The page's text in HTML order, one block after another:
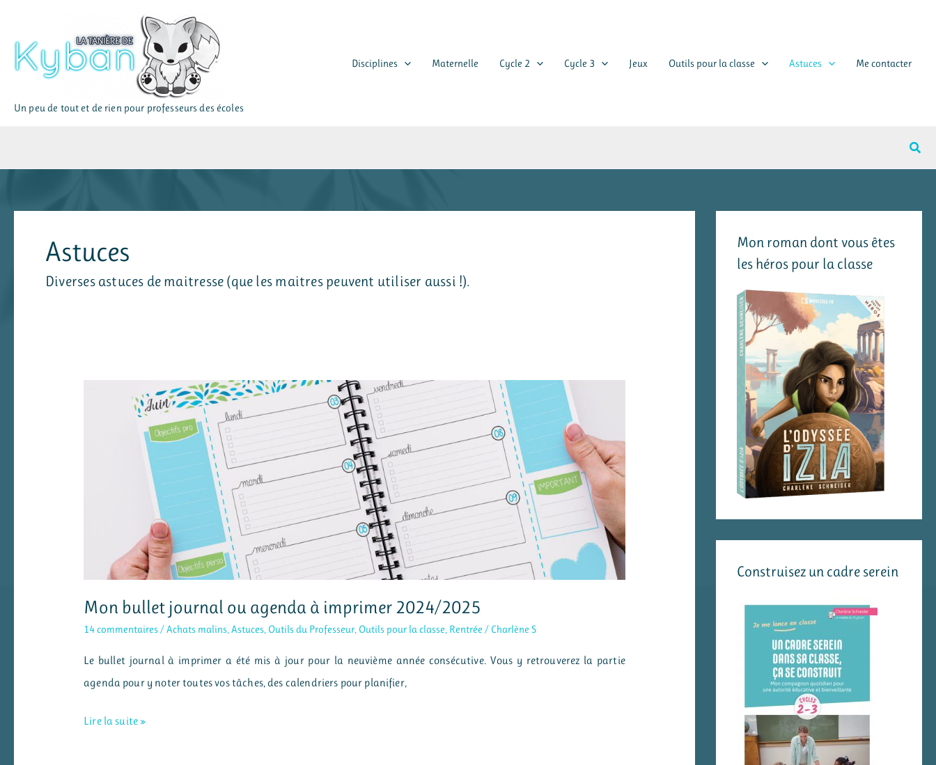
contenu
Un peu de tout et de rien pour professeurs des écoles
Disciplines Maternelle Cycle 2 Cycle 3 Jeux Outils pour la classe Astuces Me contacter
Astuces
Diverses astuces de maitresse (que les maitres peuvent utiliser aussi !).
Mon bullet journal ou agenda à imprimer 2024/2025
14 commentaires/Achats malins,Astuces, Outils du Professeur, Outils pour la classe, Rentrée / Charlène S
Le bullet journal à imprimer a été mis à jour pour la neuvième année consécutive. Vous y retrouverez la partie
agenda pour y noter toutes vos tâches, des calendriers pour planifier,
Mon
Lire la suite »
Mon roman dont vous êtes
les héros pour la classe
Construisez un cadre serein